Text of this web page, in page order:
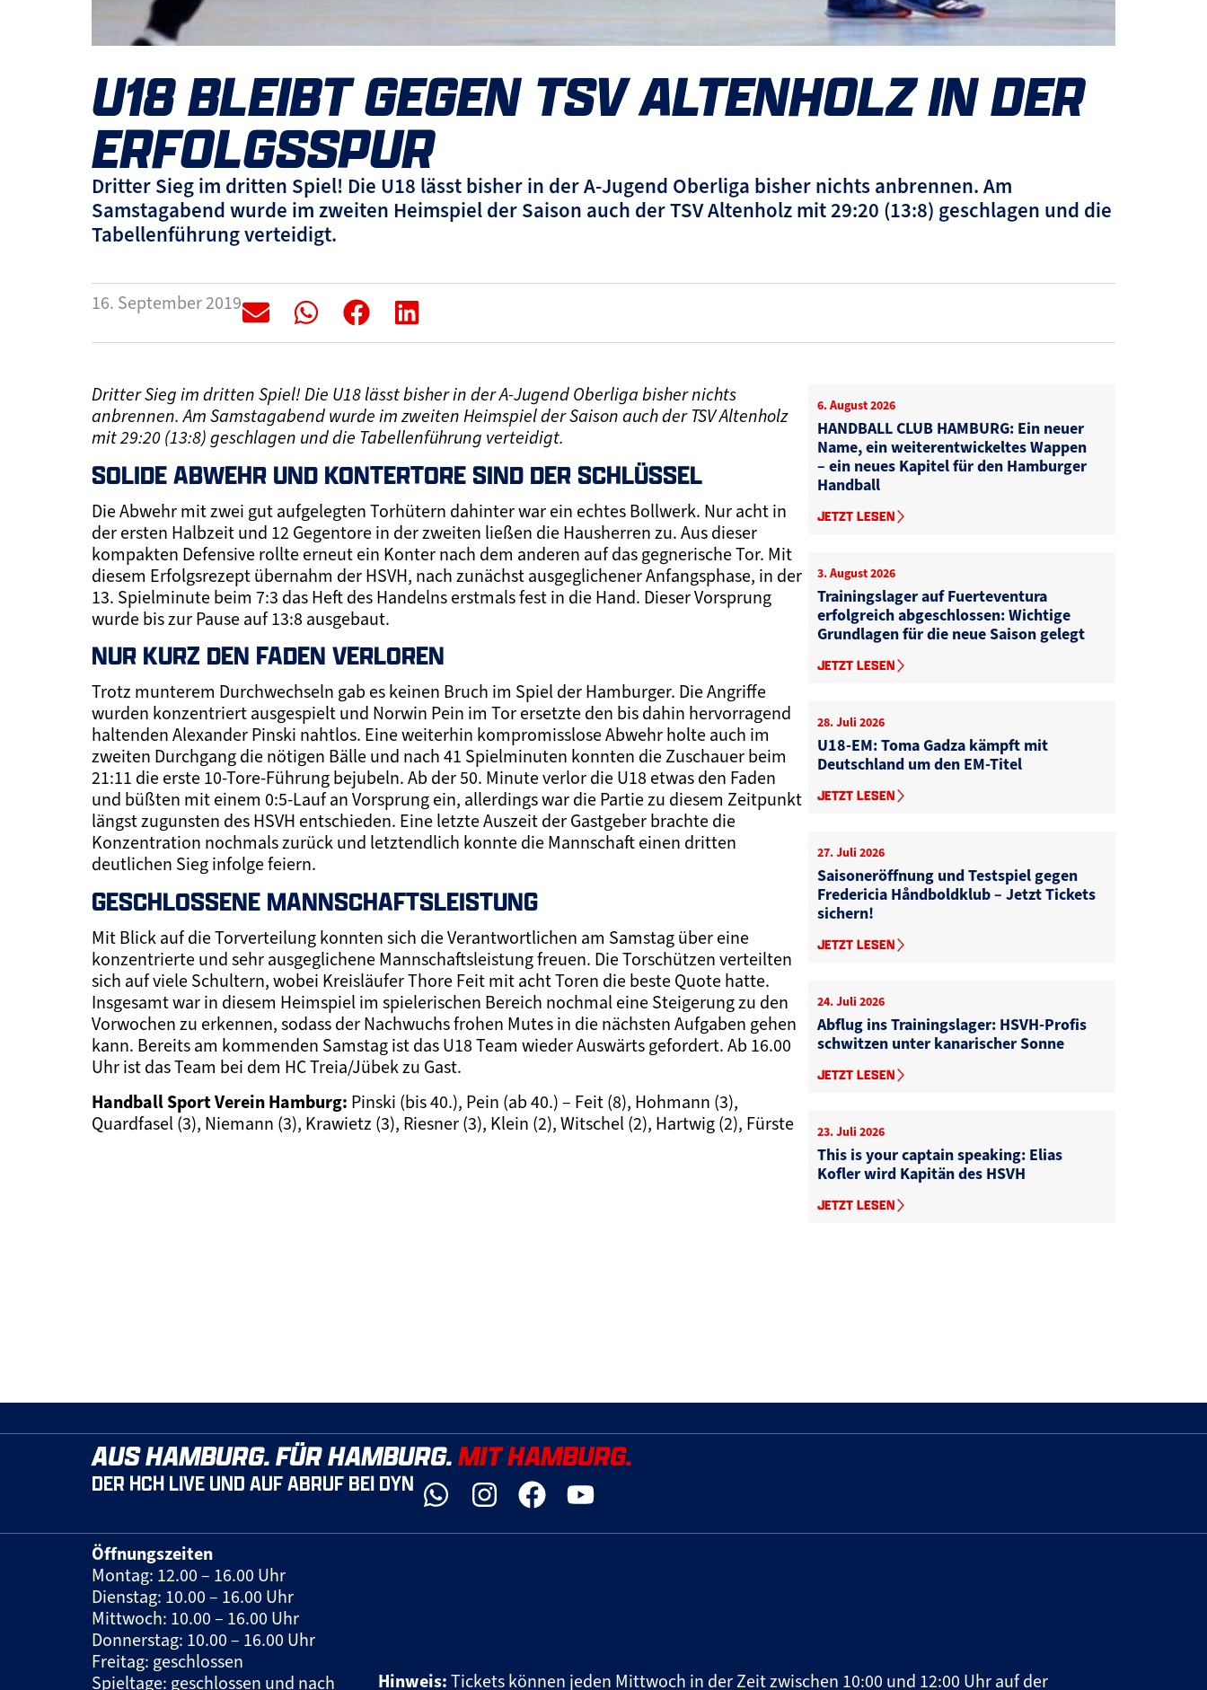
U18 BLEIBT GEGEN TSV ALTENHOLZ IN DER
ERFOLGSSPUR
Dritter Sieg im dritten Spiel! Die U18 lässt bisher in der A-Jugend Oberliga bisher nichts anbrennen. Am
Samstagabend wurde im zweiten Heimspiel der Saison auch der TSV Altenholz mit 29:20 (13:8) geschlagen und die
Tabellenführung verteidigt.
16. September 2019
Dritter Sieg im dritten Spiel! Die U18 lässt bisher in der A-Jugend Oberliga bisher nichts
anbrennen. Am Samstagabend wurde im zweiten Heimspiel der Saison auch der TSV Altenholz
mit 29:20 (13:8) geschlagen und die Tabellenführung verteidigt.
SOLIDE ABWEHR UND KONTERTORE SIND DER SCHLÜSSEL
Die Abwehr mit zwei gut aufgelegten Torhütern dahinter war ein echtes Bollwerk. Nur acht in
der ersten Halbzeit und 12 Gegentore in der zweiten ließen die Hausherren zu. Aus dieser
kompakten Defensive rollte erneut ein Konter nach dem anderen auf das gegnerische Tor. Mit
diesem Erfolgsrezept übernahm der HSVH, nach zunächst ausgeglichener Anfangsphase, in der
13. Spielminute beim 7:3 das Heft des Handelns erstmals fest in die Hand. Dieser Vorsprung
wurde bis zur Pause auf 13:8 ausgebaut.
NUR KURZ DEN FADEN VERLOREN
Trotz munterem Durchwechseln gab es keinen Bruch im Spiel der Hamburger. Die Angriffe
wurden konzentriert ausgespielt und Norwin Pein im Tor ersetzte den bis dahin hervorragend
haltenden Alexander Pinski nahtlos. Eine weiterhin kompromisslose Abwehr holte auch im
zweiten Durchgang die nötigen Bälle und nach 41 Spielminuten konnten die Zuschauer beim
21:11 die erste 10-Tore-Führung bejubeln. Ab der 50. Minute verlor die U18 etwas den Faden
und büßten mit einem 0:5-Lauf an Vorsprung ein, allerdings war die Partie zu diesem Zeitpunkt
längst zugunsten des HSVH entschieden. Eine letzte Auszeit der Gastgeber brachte die
Konzentration nochmals zurück und letztendlich konnte die Mannschaft einen dritten
deutlichen Sieg infolge feiern.
GESCHLOSSENE MANNSCHAFTSLEISTUNG
Mit Blick auf die Torverteilung konnten sich die Verantwortlichen am Samstag über eine
konzentrierte und sehr ausgeglichene Mannschaftsleistung freuen. Die Torschützen verteilten
sich auf viele Schultern, wobei Kreisläufer Thore Feit mit acht Toren die beste Quote hatte.
Insgesamt war in diesem Heimspiel im spielerischen Bereich nochmal eine Steigerung zu den
Vorwochen zu erkennen, sodass der Nachwuchs frohen Mutes in die nächsten Aufgaben gehen
kann. Bereits am kommenden Samstag ist das U18 Team wieder Auswärts gefordert. Ab 16.00
Uhr ist das Team bei dem HC Treia/Jübek zu Gast.
Handball Sport Verein Hamburg: Pinski (bis 40.), Pein (ab 40.) – Feit (8), Hohmann (3),
Quardfasel (3), Niemann (3), Krawietz (3), Riesner (3), Klein (2), Witschel (2), Hartwig (2), Fürste
6. August 2026
HANDBALL CLUB HAMBURG: Ein neuer
Name, ein weiterentwickeltes Wappen
– ein neues Kapitel für den Hamburger
Handball
JETZT LESEN
3. August 2026
Trainingslager auf Fuerteventura
erfolgreich abgeschlossen: Wichtige
Grundlagen für die neue Saison gelegt
JETZT LESEN
28. Juli 2026
U18-EM: Toma Gadza kämpft mit
Deutschland um den EM-Titel
JETZT LESEN
27. Juli 2026
Saisoneröffnung und Testspiel gegen
Fredericia Håndboldklub – Jetzt Tickets
sichern!
JETZT LESEN
24. Juli 2026
Abflug ins Trainingslager: HSVH-Profis
schwitzen unter kanarischer Sonne
JETZT LESEN
23. Juli 2026
This is your captain speaking: Elias
Kofler wird Kapitän des HSVH
JETZT LESEN
AUS HAMBURG. FÜR HAMBURG.MIT HAMBURG.
DER HCH LIVE UND AUF ABRUF BEI DYN
Öffnungszeiten
Montag: 12.00 – 16.00 Uhr
Dienstag: 10.00 – 16.00 Uhr
Mittwoch: 10.00 – 16.00 Uhr
Donnerstag: 10.00 – 16.00 Uhr
Freitag: geschlossen
Spieltage: geschlossen und nach
Hinweis: Tickets können jeden Mittwoch in der Zeit zwischen 10:00 und 12:00 Uhr auf der